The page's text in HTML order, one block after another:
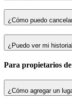
¿Cómo puedo
¿Puedo ver mi
Para propietarios de
¿Cómo agregar un